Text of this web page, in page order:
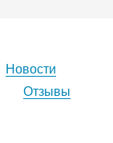
Новости
Отзывы